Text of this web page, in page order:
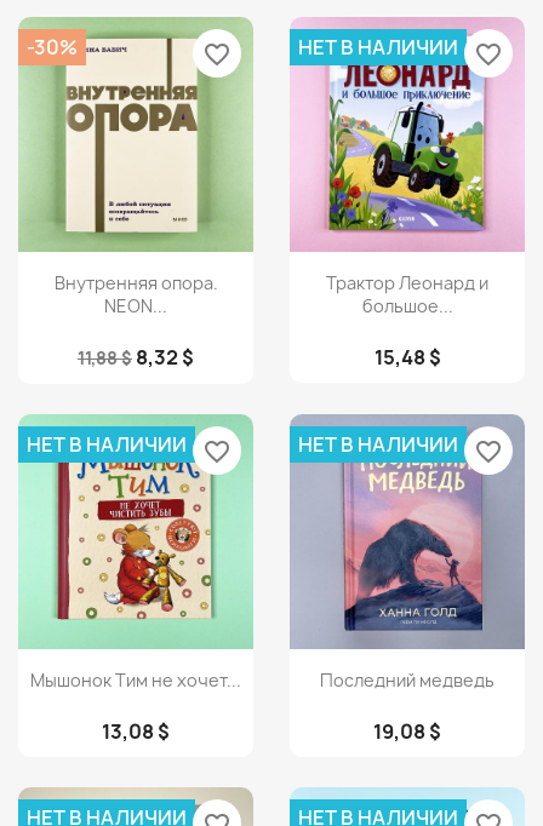
Просмотр
Внутренняя опора.
NEON...
11,88 $ 8,32 $
-30% favorite_border
Просмотр
Трактор Леонард и
большое...
15,48 $
НЕТ В НАЛИЧИИ favorite_border
Просмотр
Мышонок Тим не хочет...
13,08 $
НЕТ В НАЛИЧИИ favorite_border
Просмотр
Последний медведь
19,08 $
НЕТ В НАЛИЧИИ favorite_border
НЕТ В НАЛИЧИИ НЕТ В НАЛИЧИИ